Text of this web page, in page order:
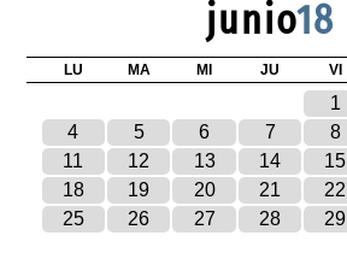
junio18
LU MA MI JU VI
1
4
5 6 7 8
11
12 13 14 15
18
19 20 21 22
25
26 27 28 29